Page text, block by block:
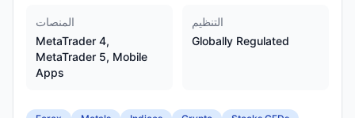
المنصات
MetaTrader 4,
MetaTrader 5, Mobile
Apps
التنظيم
Globally Regulated